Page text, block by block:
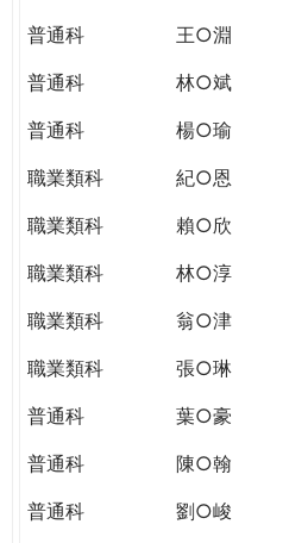
普通科
王○淵
普通科
林○斌
普通科
楊○瑜
職業類科
紀○恩
職業類科
賴○欣
職業類科
林○淳
職業類科
翁○津
職業類科
張○琳
普通科
葉○豪
普通科
陳○翰
普通科
劉○峻